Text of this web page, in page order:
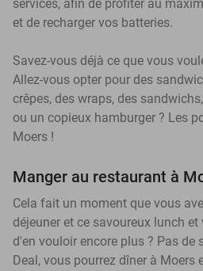
services, afin de profiter au
et de recharger vos batteries.
Savez-vous déjà ce que vous
Allez-vous opter pour des
crêpes, des wraps, des
ou un copieux hamburger ? Les
Moers !
Manger au restaurant à
Cela fait un moment que vous
déjeuner et ce savoureux lunch
d'en vouloir encore plus ? Pas de
Deal, vous pourrez dîner à Moers